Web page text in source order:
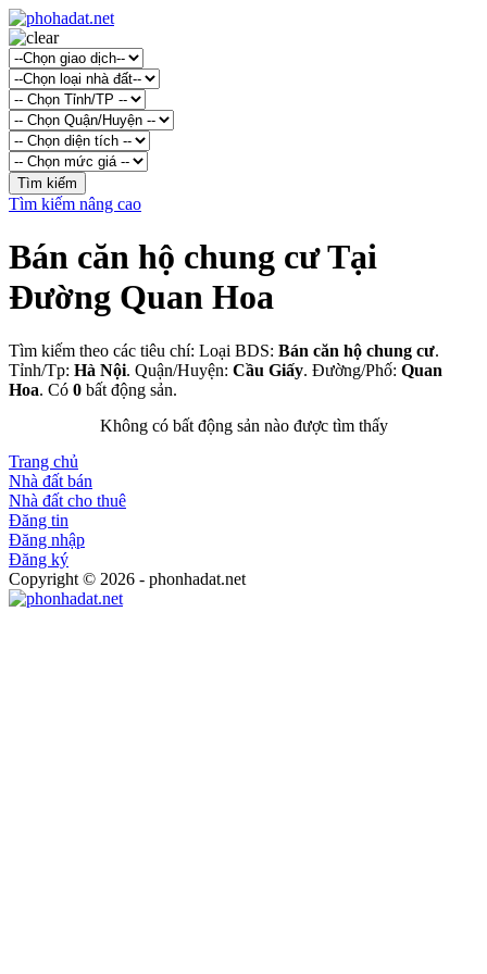
Tìm kiếm nâng cao
Bán căn hộ chung cư Tại
Đường Quan Hoa
Tìm kiếm theo các tiêu chí: Loại BDS: Bán căn hộ chung cư.
Tỉnh/Tp: Hà Nội. Quận/Huyện: Cầu Giấy. Đường/Phố: Quan
Hoa. Có 0 bất động sản.
Không có bất động sản nào được tìm thấy
Trang chủ
Nhà đất bán
Nhà đất cho thuê
Đăng tin
Đăng nhập
Đăng ký
Copyright © 2026 - phonhadat.net